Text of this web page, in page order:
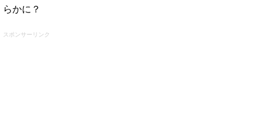
らかに？
スポンサーリンク